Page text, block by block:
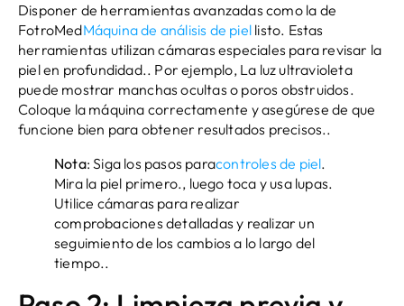
Disponer de herramientas avanzadas como la de
FotroMedMáquina de análisis de piel listo. Estas
herramientas utilizan cámaras especiales para revisar la
piel en profundidad.. Por ejemplo, La luz ultravioleta
puede mostrar manchas ocultas o poros obstruidos.
Coloque la máquina correctamente y asegúrese de que
funcione bien para obtener resultados precisos..
Nota: Siga los pasos paracontroles de piel.
Mira la piel primero., luego toca y usa lupas.
Utilice cámaras para realizar
comprobaciones detalladas y realizar un
seguimiento de los cambios a lo largo del
tiempo..